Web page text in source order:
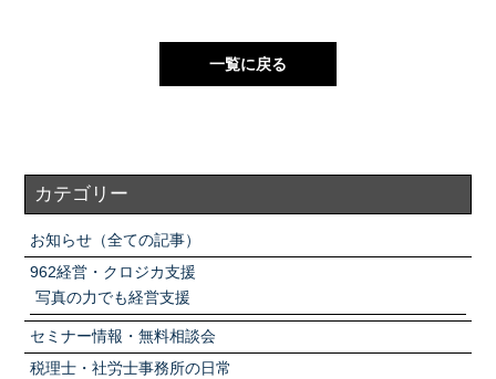
一覧に戻る
カテゴリー
お知らせ（全ての記事）
962経営・クロジカ支援
写真の力でも経営支援
セミナー情報・無料相談会
税理士・社労士事務所の日常